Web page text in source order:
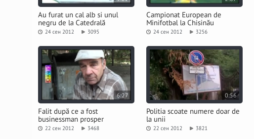
Au furat un cal alb si unul
negru de la Catedrală
24 сен 2012 3095
Campionat European de
Minifotbal la Chisinău
24 сен 2012 3256
6:27
Falit după ce a fost
businessman prosper
22 сен 2012 3468
0:56
Politia scoate numere doar de
la unii
22 сен 2012 3821